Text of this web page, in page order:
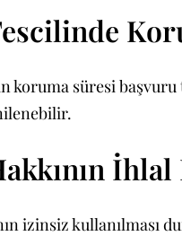
koruma süresi başvuru
izinsiz kullanılması